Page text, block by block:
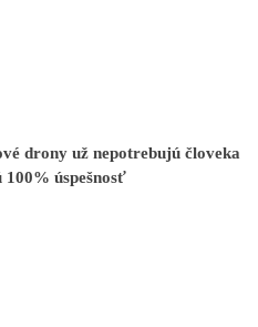
drony už nepotrebujú človeka
úspešnosť